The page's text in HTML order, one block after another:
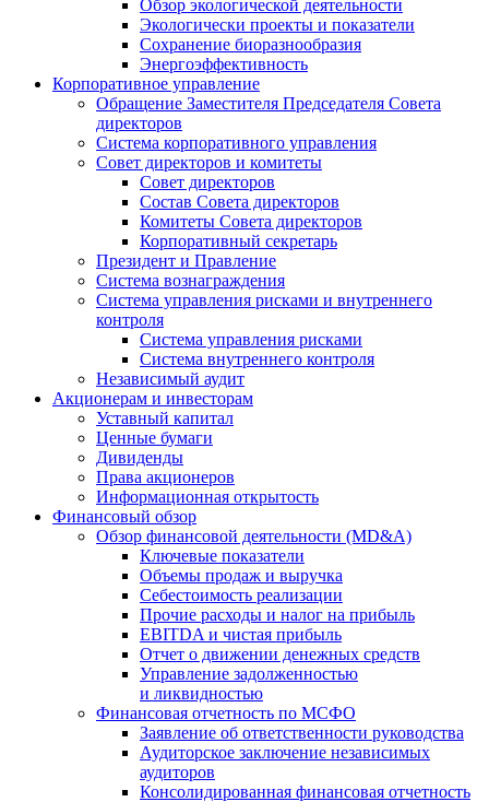
Обзор экологической деятельности
Экологически проекты и показатели
Сохранение биоразнообразия
Энергоэффективность
Корпоративное управление
Обращение Заместителя Председателя Совета
директоров
Система корпоративного управления
Совет директоров и комитеты
Совет директоров
Состав Совета директоров
Комитеты Совета директоров
Корпоративный секретарь
Президент и Правление
Система вознаграждения
Система управления рисками и внутреннего
контроля
Система управления рисками
Система внутреннего контроля
Независимый аудит
Акционерам и инвесторам
Уставный капитал
Ценные бумаги
Дивиденды
Права акционеров
Информационная открытость
Финансовый обзор
Обзор финансовой деятельности (MD&A)
Ключевые показатели
Объемы продаж и выручка
Себестоимость реализации
Прочие расходы и налог на прибыль
EBITDA и чистая прибыль
Отчет о движении денежных средств
Управление задолженностью
и ликвидностью
Финансовая отчетность по МСФО
Заявление об ответственности руководства
Аудиторское заключение независимых
аудиторов
Консолидированная финансовая отчетность